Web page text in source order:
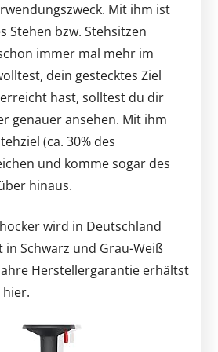
Mit ihm ist
Stehen bzw. Stehsitzen
immer mal mehr im
dein gestecktes Ziel
hast, solltest du dir
genauer ansehen. Mit ihm
(ca. 30% des
und komme sogar des
hinaus.
wird in Deutschland
Schwarz und Grau-Weiß
Herstellergarantie erhältst